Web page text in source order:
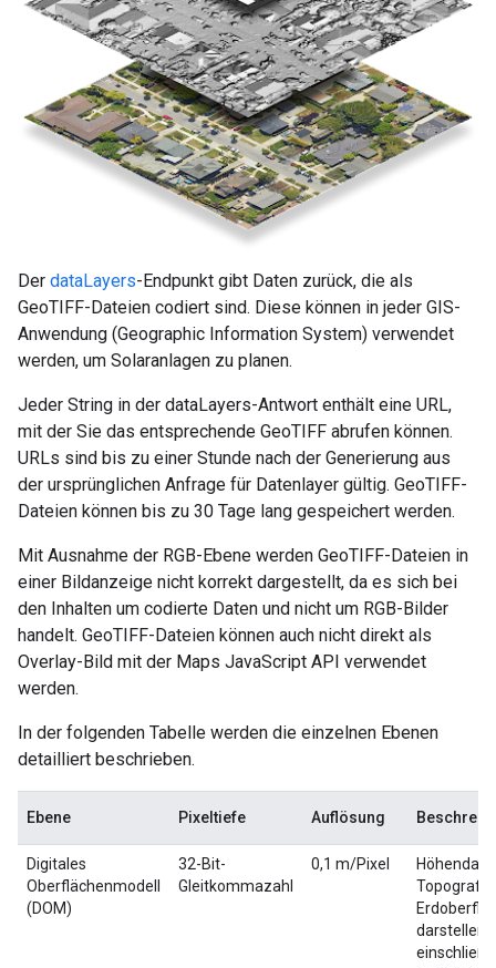
Der dataLayers-Endpunkt gibt Daten zurück, die als
GeoTIFF-Dateien codiert sind. Diese können in jeder GIS-
Anwendung (Geographic Information System) verwendet
werden, um Solaranlagen zu planen.
Jeder String in der dataLayers-Antwort enthält eine URL,
mit der Sie das entsprechende GeoTIFF abrufen können.
URLs sind bis zu einer Stunde nach der Generierung aus
der ursprünglichen Anfrage für Datenlayer gültig. GeoTIFF-
Dateien können bis zu 30 Tage lang gespeichert werden.
Mit Ausnahme der RGB-Ebene werden GeoTIFF-Dateien in
einer Bildanzeige nicht korrekt dargestellt, da es sich bei
den Inhalten um codierte Daten und nicht um RGB-Bilder
handelt. GeoTIFF-Dateien können auch nicht direkt als
Overlay-Bild mit der Maps JavaScript API verwendet
werden.
In der folgenden Tabelle werden die einzelnen Ebenen
detailliert beschrieben.
Ebene Pixeltiefe Auflösung
Digitales
Oberflächenmodell
(DOM)
32-Bit-
Gleitkommazahl
0,1 m/Pixel
Topografie
darstellen,